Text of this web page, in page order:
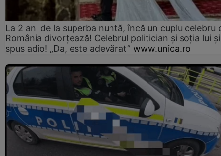
La 2 ani de la superba nuntă, încă un cuplu celebru
România divorțează! Celebrul politician și soția lui
spus adio! „Da, este adevărat” www.unica.ro